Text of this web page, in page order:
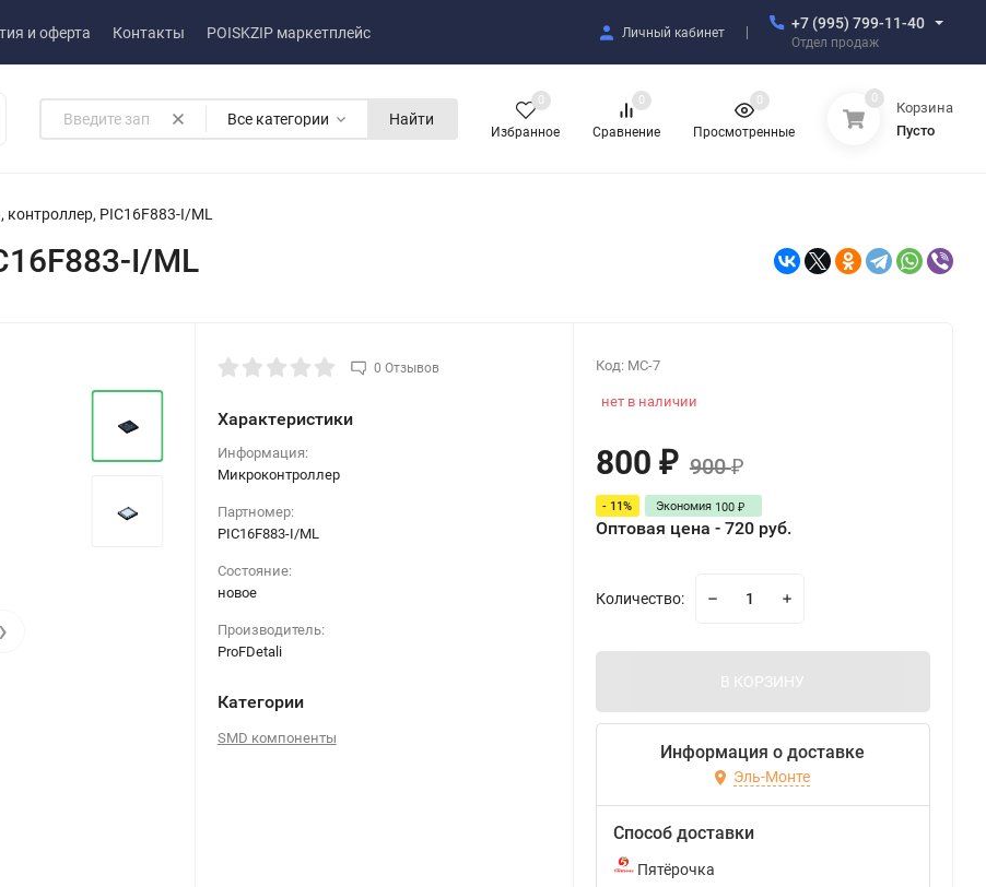
и оферта Контакты POISKZIP маркетплейс Личный кабинет
+7 (995) 799-11-40
Отдел продаж
Все категории Найти
Избранное
0
Сравнение
0
Просмотренные
0 0
Корзина
Пусто
PIC16F883-I/ML
I/ML
›
0 Отзывов
Характеристики
Информация:
Микроконтроллер
Партномер:
PIC16F883-I/ML
Состояние:
новое
Производитель:
ProFDetali
Категории
SMD компоненты
Код: MC-7
нет в наличии
800 ₽ 900₽
- 11% Экономия 100 ₽
Оптовая цена - 720 руб.
Количество:
В КОРЗИНУ
Информация о доставке
Эль-Монте
Способ доставки
Пятёрочка